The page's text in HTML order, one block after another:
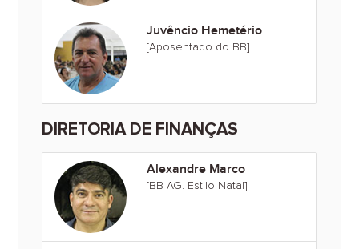
Juvêncio Hemetério
[Aposentado do BB]
DIRETORIA DE FINANÇAS
Alexandre Marco
[BB AG. Estilo Natal]